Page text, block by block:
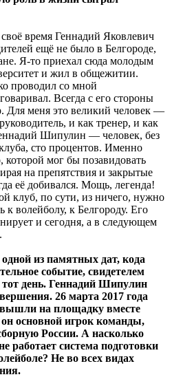
время Геннадий Яковлевич
ещё не было в Белгороде,
Я-то приехал сюда молодым
и жил в общежитии.
проводил со мной
Всегда с его стороны
Для меня это великий человек —
и как тренер, и как
Шипулин — человек, без
сто процентов. Именно
которой мог бы позавидовать
на препятствия и закрытые
её добивался. Мощь, легенда!
клуб, по сути, из ничего, нужно
волейболу, к Белгороду. Его
и сегодня, а в следующем
из памятных дат, кода
событие, свидетелем
тот день. Геннадий Шипулин
26 марта 2017 года
на площадку вместе
основной игрок команды,
России. А насколько
работает система подготовки
Не во всех видах